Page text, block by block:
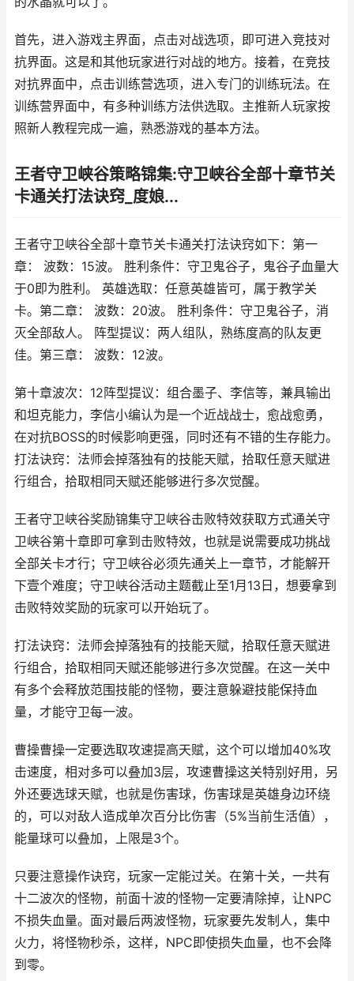
首先，进入游戏主界面，点击对战选项，即可进入竞技对
抗界面。这是和其他玩家进行对战的地方。接着，在竞技
对抗界面中，点击训练营选项，进入专门的训练玩法。在
训练营界面中，有多种训练方法供选取。主推新人玩家按
照新人教程完成一遍，熟悉游戏的基本方法。
王者守卫峡谷策略锦集:守卫峡谷全部十章节关
卡通关打法诀窍_度娘...
王者守卫峡谷全部十章节关卡通关打法诀窍如下：第一
章： 波数：15波。 胜利条件：守卫鬼谷子，鬼谷子血量大
于0即为胜利。 英雄选取：任意英雄皆可，属于教学关
卡。第二章： 波数：20波。 胜利条件：守卫鬼谷子，消
灭全部敌人。 阵型提议：两人组队，熟练度高的队友更
佳。第三章： 波数：12波。
第十章波次：12阵型提议：组合墨子、李信等，兼具输出
和坦克能力，李信小编认为是一个近战战士，愈战愈勇，
在对抗BOSS的时候影响更强，同时还有不错的生存能力。
打法诀窍：法师会掉落独有的技能天赋，拾取任意天赋进
行组合，拾取相同天赋还能够进行多次觉醒。
王者守卫峡谷奖励锦集守卫峡谷击败特效获取方式通关守
卫峡谷第十章即可拿到击败特效，也就是说需要成功挑战
全部关卡才行；守卫峡谷必须先通关上一章节，才能解开
下壹个难度；守卫峡谷活动主题截止至1月13日，想要拿到
击败特效奖励的玩家可以开始玩了。
打法诀窍：法师会掉落独有的技能天赋，拾取任意天赋进
行组合，拾取相同天赋还能够进行多次觉醒。在这一关中
有多个会释放范围技能的怪物，要注意躲避技能保持血
量，才能守卫每一波。
曹操曹操一定要选取攻速提高天赋，这个可以增加40%攻
击速度，相对多可以叠加3层，攻速曹操这关特别好用，另
外还要选球天赋，也就是伤害球，伤害球是英雄身边环绕
的，可以对敌人造成单次百分比伤害（5%当前生活值），
能量球可以叠加，上限是3个。
只要注意操作诀窍，玩家一定能过关。在第十关，一共有
十二波次的怪物，前面十波的怪物一定要清除掉，让NPC
不损失血量。面对最后两波怪物，玩家要先发制人，集中
火力，将怪物秒杀，这样，NPC即使损失血量，也不会降
到零。